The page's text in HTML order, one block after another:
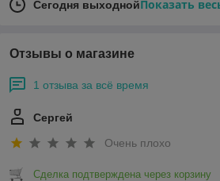
Сегодня выходнойПоказать
Отзывы о магазине
1 отзыва за всё время
Сергей
Очень плохо
Сделка подтверждена через корзину